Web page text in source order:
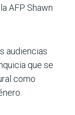
AFP Shawn
audiencias
que se
como